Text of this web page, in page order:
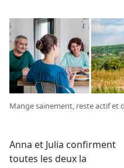
Mange sainement, reste actif et
Anna et Julia confirment
toutes les deux la